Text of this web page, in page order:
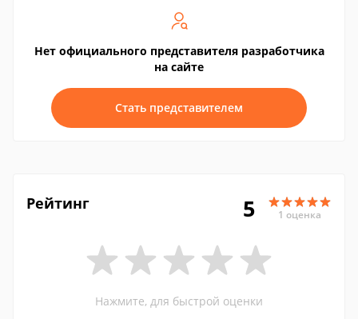
Нет официального представителя разработчика
на сайте
Стать представителем
Рейтинг 5 1 оценка
Нажмите, для быстрой оценки